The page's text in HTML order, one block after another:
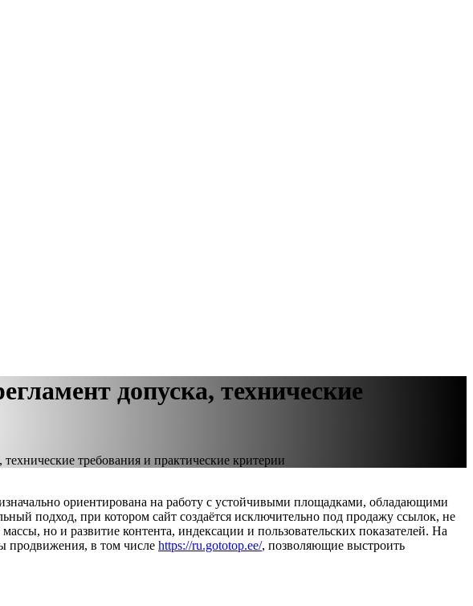
допуска, технические
требования и практические критерии
ориентирована на работу с устойчивыми площадками, обладающими
подход, при котором сайт создаётся исключительно под продажу ссылок, не
но и развитие контента, индексации и пользовательских показателей. На
продвижения, в том числе https://ru.gototop.ee/, позволяющие выстроить